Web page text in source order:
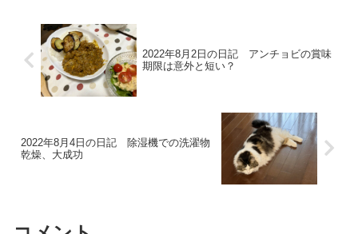
のだけど、明日か...
2022年8月2日の日記 アンチョビの賞味
期限は意外と短い？
2022年8月4日の日記 除湿機での洗濯物
乾燥、大成功